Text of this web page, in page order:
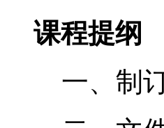
课程提纲
一、制